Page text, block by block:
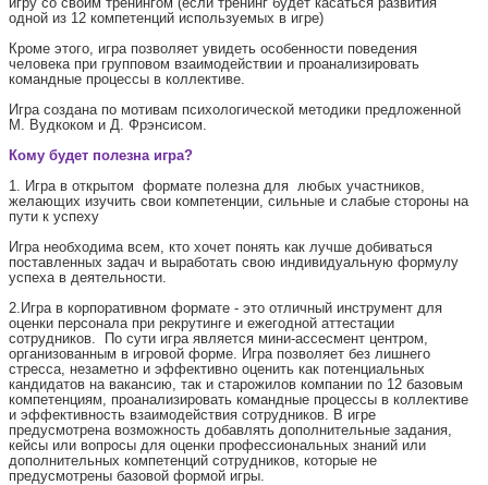
одной из 12 компетенций используемых в игре)
Кроме этого, игра позволяет увидеть особенности поведения
человека при групповом взаимодействии и проанализировать
командные процессы в коллективе.
Игра создана по мотивам психологической методики предложенной
М. Вудкоком и Д. Фрэнсисом.
Кому будет полезна игра?
1. Игра в открытом формате полезна для любых участников,
желающих изучить свои компетенции, сильные и слабые стороны на
пути к успеху
Игра необходима всем, кто хочет понять как лучше добиваться
поставленных задач и выработать свою индивидуальную формулу
успеха в деятельности.
2.Игра в корпоративном формате - это отличный инструмент для
оценки персонала при рекрутинге и ежегодной аттестации
сотрудников. По сути игра является мини-ассесмент центром,
организованным в игровой форме. Игра позволяет без лишнего
стресса, незаметно и эффективно оценить как потенциальных
кандидатов на вакансию, так и старожилов компании по 12 базовым
компетенциям, проанализировать командные процессы в коллективе
и эффективность взаимодействия сотрудников. В игре
предусмотрена возможность добавлять дополнительные задания,
кейсы или вопросы для оценки профессиональных знаний или
дополнительных компетенций сотрудников, которые не
предусмотрены базовой формой игры.